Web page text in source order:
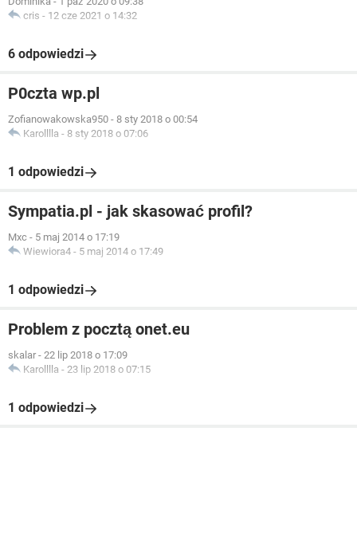
cris - 12 cze 2021 o 14:32
6 odpowiedzi
P0czta wp.pl
Zofianowakowska950 - 8 sty 2018 o 00:54
Karolllla - 8 sty 2018 o 07:06
1 odpowiedzi
Sympatia.pl - jak skasować profil?
Mxc - 5 maj 2014 o 17:19
Wiewiora4 - 5 maj 2014 o 17:49
1 odpowiedzi
Problem z pocztą onet.eu
skalar - 22 lip 2018 o 17:09
Karolllla - 23 lip 2018 o 07:15
1 odpowiedzi